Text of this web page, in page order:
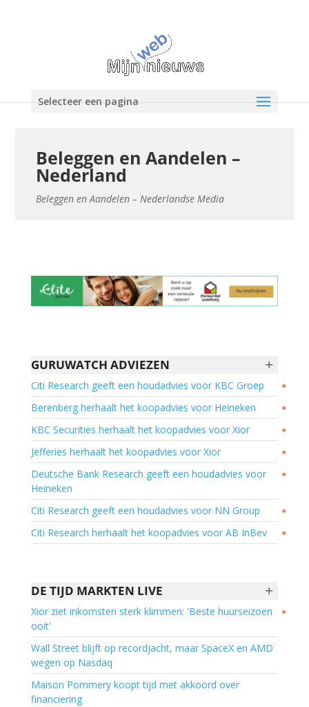
Selecteer een pagina
Beleggen en Aandelen –
Nederland
Beleggen en Aandelen – Nederlandse Media
+
GURUWATCH ADVIEZEN
●
Citi Research geeft een houdadvies voor KBC Groep
●
Berenberg herhaalt het koopadvies voor Heineken
●
KBC Securities herhaalt het koopadvies voor Xior
●
Jefferies herhaalt het koopadvies voor Xior
●
Deutsche Bank Research geeft een houdadvies voor
Heineken
●
Citi Research geeft een houdadvies voor NN Group
●
Citi Research herhaalt het koopadvies voor AB InBev
+
DE TIJD MARKTEN LIVE
●
Xior ziet inkomsten sterk klimmen: 'Beste huurseizoen
ooit'
Wall Street blijft op recordjacht, maar SpaceX en AMD
wegen op Nasdaq
Maison Pommery koopt tijd met akkoord over
financiering